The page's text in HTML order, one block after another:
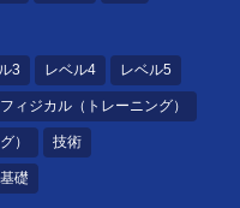
3 レベル4 レベル5
フィジカル（トレーニング）
） 技術
基礎